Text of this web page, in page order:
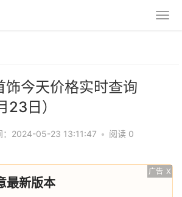
饰今天价格实时查询
23日）
：2024-05-23 13:11:47 • 阅读 0
广告 X
最新版本